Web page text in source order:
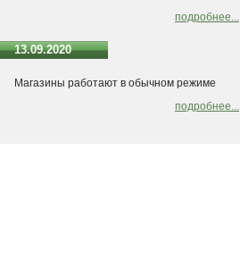
подробнее...
13.09.2020
Магазины работают в обычном режиме
подробнее...